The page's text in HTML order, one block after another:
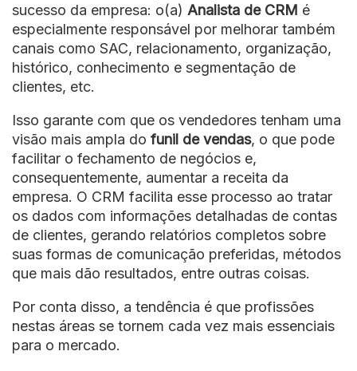
sucesso da empresa: o(a) Analista de CRM é
especialmente responsável por melhorar também
canais como SAC, relacionamento, organização,
histórico, conhecimento e segmentação de
clientes, etc.
Isso garante com que os vendedores tenham uma
visão mais ampla do funil de vendas, o que pode
facilitar o fechamento de negócios e,
consequentemente, aumentar a receita da
empresa. O CRM facilita esse processo ao tratar
os dados com informações detalhadas de contas
de clientes, gerando relatórios completos sobre
suas formas de comunicação preferidas, métodos
que mais dão resultados, entre outras coisas.
Por conta disso, a tendência é que profissões
nestas áreas se tornem cada vez mais essenciais
para o mercado.